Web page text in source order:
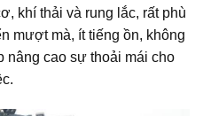
khí thải và rung lắc, rất phù
mượt mà, ít tiếng ồn, không
nâng cao sự thoải mái cho